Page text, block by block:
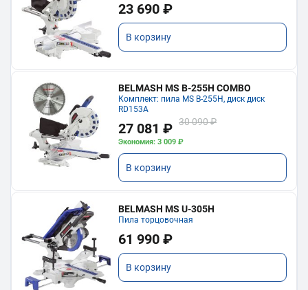
23 690 ₽
В корзину
BELMASH MS B-255H COMBO
Комплект: пила MS B-255H, диск диск
RD153A
27 081 ₽ 30 090 ₽
Экономия: 3 009 ₽
В корзину
BELMASH MS U-305H
Пила торцовочная
61 990 ₽
В корзину